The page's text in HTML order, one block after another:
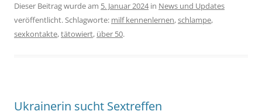
Dieser Beitrag wurde am 5. Januar 2024in News und Updates
veröffentlicht. Schlagworte: milf kennenlernen,schlampe,
sexkontakte,tätowiert, über 50.
Ukrainerin sucht Sextreffen